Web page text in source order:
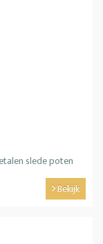
slede poten
Bekijk